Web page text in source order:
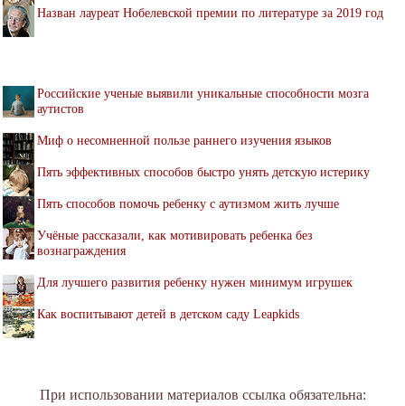
Назван лауреат Нобелевской премии по литературе за 2019 год
Российские ученые выявили уникальные способности мозга
аутистов
Миф о несомненной пользе раннего изучения языков
Пять эффективных способов быстро унять детскую истерику
Пять способов помочь ребенку с аутизмом жить лучше
Учёные рассказали, как мотивировать ребенка без
вознаграждения
Для лучшего развития ребенку нужен минимум игрушек
Как воспитывают детей в детском саду Leapkids
При использовании материалов ссылка обязательна: